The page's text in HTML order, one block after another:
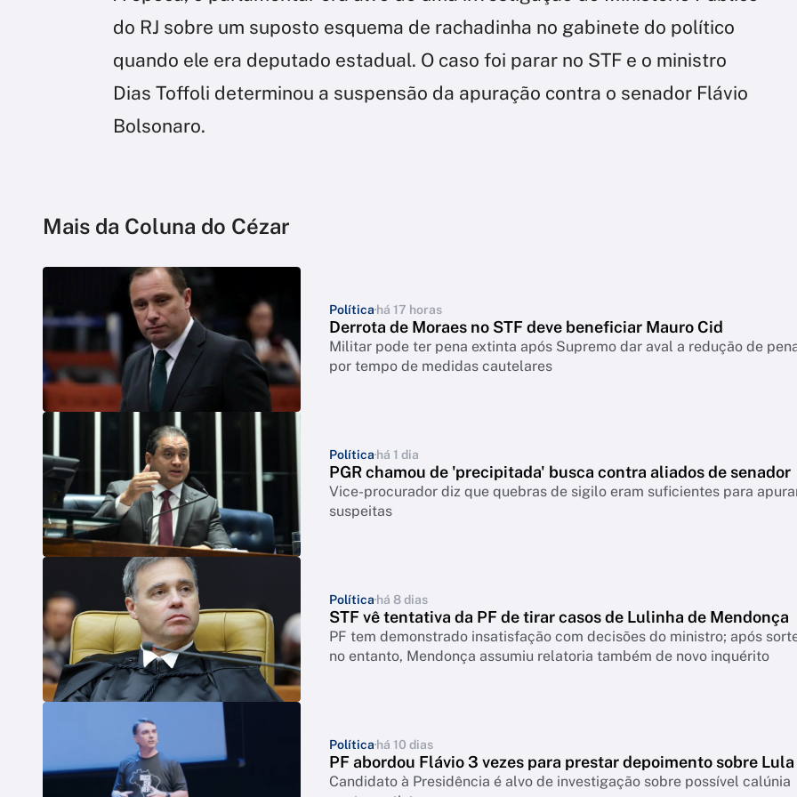
do RJ sobre um suposto esquema de rachadinha no gabinete do político
quando ele era deputado estadual. O caso foi parar no STF e o ministro
Dias Toffoli determinou a suspensão da apuração contra o senador Flávio
Bolsonaro.
Mais da Coluna do Cézar
Política há 17 horas
Derrota de Moraes no STF deve beneficiar Mauro Cid
Militar pode ter pena extinta após Supremo dar aval a redução de
por tempo de medidas cautelares
Política há 1 dia
PGR chamou de 'precipitada' busca contra aliados de senador
Vice-procurador diz que quebras de sigilo eram suficientes para
suspeitas
Política há 8 dias
STF vê tentativa da PF de tirar casos de Lulinha de Mendonça
PF tem demonstrado insatisfação com decisões do ministro; após
no entanto, Mendonça assumiu relatoria também de novo inquérito
Política há 10 dias
PF abordou Flávio 3 vezes para prestar depoimento sobre Lula
Candidato à Presidência é alvo de investigação sobre possível calúnia